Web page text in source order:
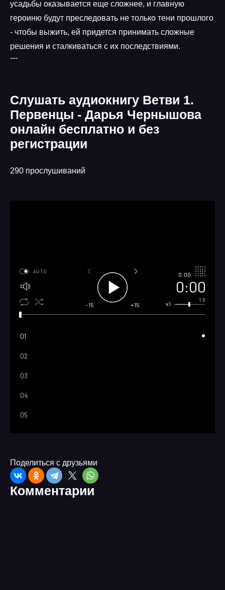
усадьбы оказывается еще сложнее, и главную
героиню будут преследовать не только тени прошлого
- чтобы выжить, ей придется принимать сложные
решения и сталкиваться с их последствиями.
---
Слушать аудиокнигу Ветви 1.
Первенцы - Дарья Чернышова
онлайн бесплатно и без
регистрации
290 прослушиваний
0:00
0:00
1.0
x1
-15 +15
AUTO
01
02
03
04
05
Поделиться с друзьями
Комментарии